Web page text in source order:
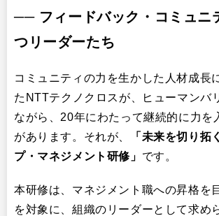
── フィードバック・コミュニ
つリーダーたち
コミュニティの力を生かした人材成長
たNTTテクノクロスが、ヒューマンバ
ながら、20年にわたって継続的に力を
があります。それが、
「未来を切り拓
プ・マネジメント研修」 です。
本研修は、マネジメント職への昇格を
を対象に、組織のリーダーとして求め